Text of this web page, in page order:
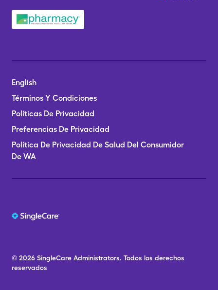
English
Términos Y Condiciones
Políticas De Privacidad
Preferencias De Privacidad
Política De Privacidad De Salud Del Consumidor
De WA
© 2026 SingleCare Administrators. Todos los derechos
reservados